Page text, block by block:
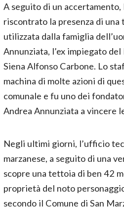
A seguito di un
riscontrato la presenza di
utilizzata dalla famiglia
Annunziata, l’ex impiegato
Siena Alfonso Carbone. Lo
machina di molte azioni di
comunale e fu uno dei
Andrea Annunziata a vincere
Negli ultimi giorni, l’ufficio
marzanese, a seguito di una
scopre una tettoia di ben 42
proprietà del noto
secondo il Comune di San